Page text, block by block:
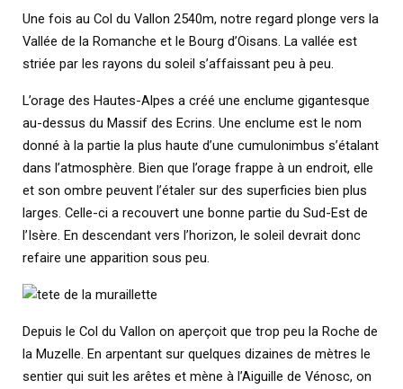
Une fois au Col du Vallon 2540m, notre regard plonge vers la
Vallée de la Romanche et le Bourg d’Oisans. La vallée est
striée par les rayons du soleil s’affaissant peu à peu.
L’orage des Hautes-Alpes a créé une enclume gigantesque
au-dessus du Massif des Ecrins. Une enclume est le nom
donné à la partie la plus haute d’une cumulonimbus s’étalant
dans l’atmosphère. Bien que l’orage frappe à un endroit, elle
et son ombre peuvent l’étaler sur des superficies bien plus
larges. Celle-ci a recouvert une bonne partie du Sud-Est de
l’Isère. En descendant vers l’horizon, le soleil devrait donc
refaire une apparition sous peu.
Depuis le Col du Vallon on aperçoit que trop peu la Roche de
la Muzelle. En arpentant sur quelques dizaines de mètres le
sentier qui suit les arêtes et mène à l’Aiguille de Vénosc, on